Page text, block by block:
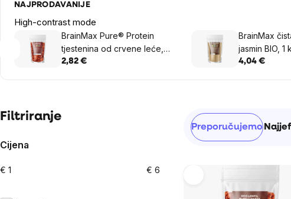
NAJPRODAVANIJE
High-contrast mode
BrainMax Pure® Protein
tjestenina od crvene leće,
spirale, BIO, 250 g
2,82 €
BrainMax
jasmin BIO, 1
4,04 €
Sidebar
Filtriranje
Cijena
€ 1 € 6
Sortiranje
proizvoda
Preporučujemo